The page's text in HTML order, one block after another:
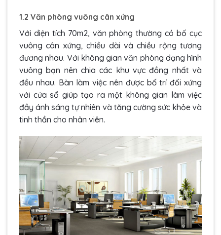
1.2 Văn phòng vuông cân xứng
Với diện tích 70m2, văn phòng thường có bố cục
vuông cân xứng, chiều dài và chiều rộng tương
đương nhau. Với không gian văn phòng dạng hình
vuông bạn nên chia các khu vực đồng nhất và
đều nhau. Bàn làm việc nên được bố trí đối xứng
với cửa sổ giúp tạo ra một không gian làm việc
đầy ánh sáng tự nhiên và tăng cường sức khỏe và
tinh thần cho nhân viên.